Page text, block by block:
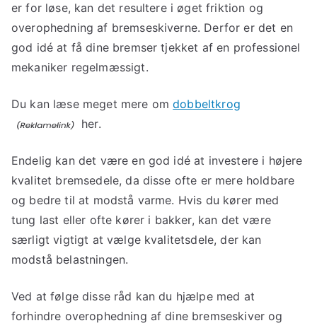
er for løse, kan det resultere i øget friktion og
overophedning af bremseskiverne. Derfor er det en
god idé at få dine bremser tjekket af en professionel
mekaniker regelmæssigt.
Du kan læse meget mere omdobbeltkrog
her.
Endelig kan det være en god idé at investere i højere
kvalitet bremsedele, da disse ofte er mere holdbare
og bedre til at modstå varme. Hvis du kører med
tung last eller ofte kører i bakker, kan det være
særligt vigtigt at vælge kvalitetsdele, der kan
modstå belastningen.
Ved at følge disse råd kan du hjælpe med at
forhindre overophedning af dine bremseskiver og